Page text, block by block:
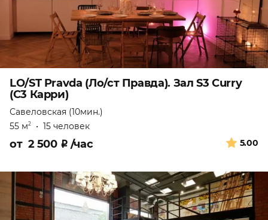
LO/ST Pravda (Ло/ст Правда). Зал S3 Curry
(С3 Карри)
Савеловская (10мин.)
55 м2 • 15 человек
5.00
от 2 500 ₽ /час